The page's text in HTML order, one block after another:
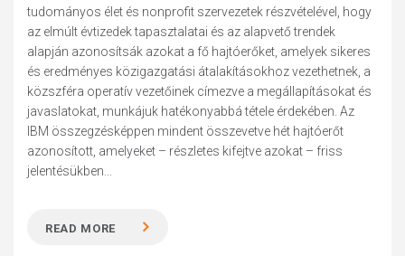
tudományos élet és nonprofit szervezetek részvételével, hogy
az elmúlt évtizedek tapasztalatai és az alapvető trendek
alapján azonosítsák azokat a fő hajtóerőket, amelyek sikeres
és eredményes közigazgatási átalakításokhoz vezethetnek, a
közszféra operatív vezetőinek címezve a megállapításokat és
javaslatokat, munkájuk hatékonyabbá tétele érdekében. Az
IBM összegzésképpen mindent összevetve hét hajtóerőt
azonosított, amelyeket – részletes kifejtve azokat – friss
jelentésükben...
READ MORE